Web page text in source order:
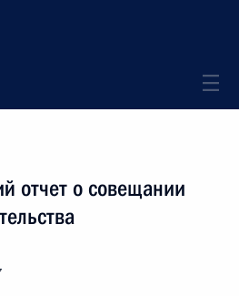
отчет о совещании